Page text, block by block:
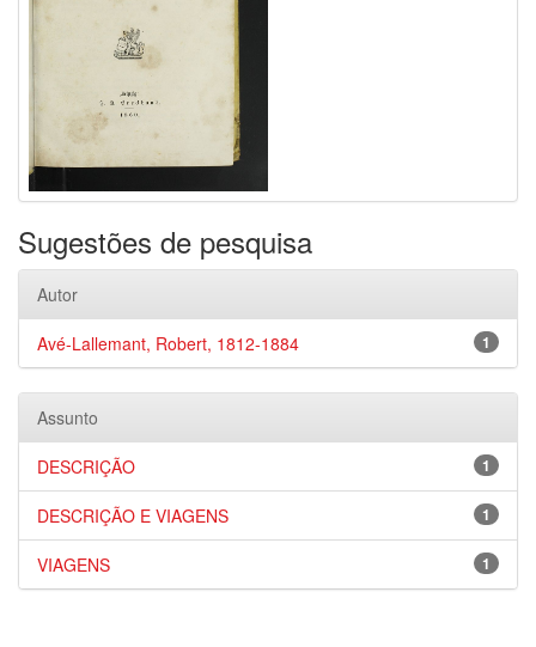
Sugestões de pesquisa
Autor
1
Avé-Lallemant, Robert, 1812-1884
Assunto
1
DESCRIÇÃO
1
DESCRIÇÃO E VIAGENS
1
VIAGENS